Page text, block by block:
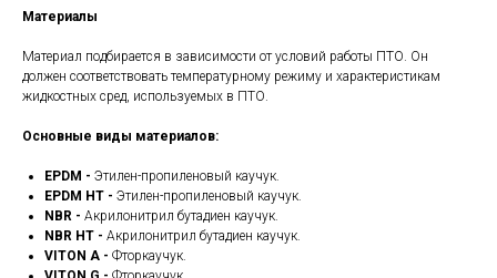
Материалы
Материал подбирается в зависимости от условий работы ПТО. Он
должен соответствовать температурному режиму и характеристикам
жидкостных сред, используемых в ПТО.
Основные виды материалов:
EPDM - Этилен-пропиленовый каучук.
EPDM HT - Этилен-пропиленовый каучук.
NBR - Акрилонитрил бутадиен каучук.
NBR HT - Акрилонитрил бутадиен каучук.
VITON A - Фторкаучук.